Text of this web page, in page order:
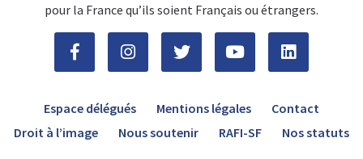
pour la France qu’ils soient Français ou étrangers.
Espace délégués Mentions légales
Contact
Droit à l’image
Nous soutenir RAFI-SF Nos statuts